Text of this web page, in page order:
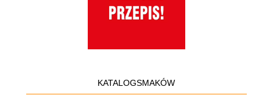
KATALOGSMAKÓW